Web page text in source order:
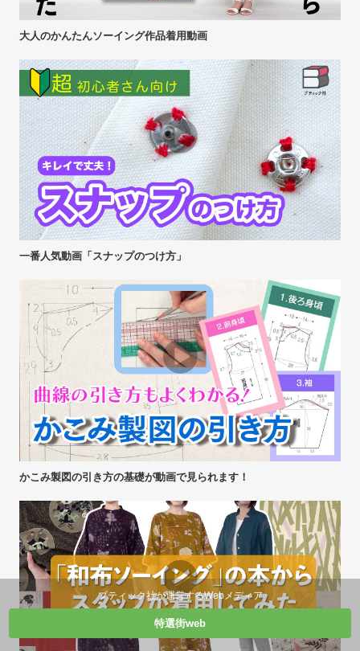
大人のかんたんソーイング作品着用動画
一番人気動画「スナップのつけ方」
かこみ製図の引き方の基礎が動画で見られます！
ブティック社が運営するWebメディア
特選街web